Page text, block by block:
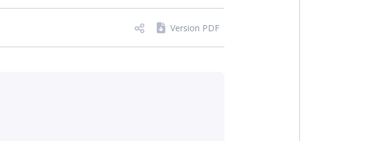
Version PDF